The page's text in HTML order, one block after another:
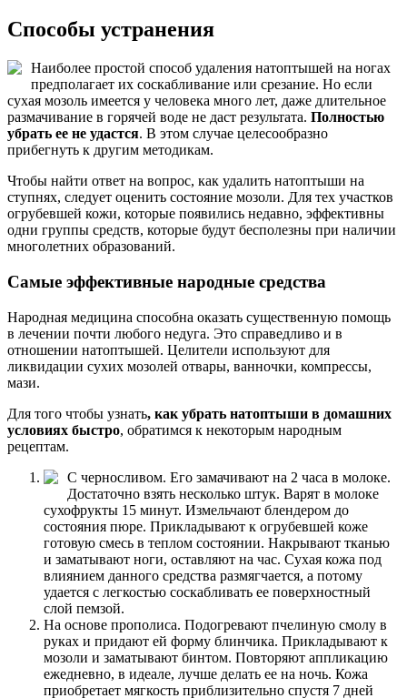
Способы устранения
Наиболее простой способ удаления натоптышей на ногах
предполагает их соскабливание или срезание. Но если
сухая мозоль имеется у человека много лет, даже длительное
размачивание в горячей воде не даст результата. Полностью
убрать ее не удастся. В этом случае целесообразно
прибегнуть к другим методикам.
Чтобы найти ответ на вопрос, как удалить натоптыши на
ступнях, следует оценить состояние мозоли. Для тех участков
огрубевшей кожи, которые появились недавно, эффективны
одни группы средств, которые будут бесполезны при наличии
многолетних образований.
Самые эффективные народные средства
Народная медицина способна оказать существенную помощь
в лечении почти любого недуга. Это справедливо и в
отношении натоптышей. Целители используют для
ликвидации сухих мозолей отвары, ванночки, компрессы,
мази.
Для того чтобы узнать, как убрать натоптыши в домашних
условиях быстро, обратимся к некоторым народным
рецептам.
С черносливом. Его замачивают на 2 часа в молоке.
Достаточно взять несколько штук. Варят в молоке
сухофрукты 15 минут. Измельчают блендером до
состояния пюре. Прикладывают к огрубевшей коже
готовую смесь в теплом состоянии. Накрывают тканью
и заматывают ноги, оставляют на час. Сухая кожа под
влиянием данного средства размягчается, а потому
удается с легкостью соскабливать ее поверхностный
слой пемзой.
На основе прополиса. Подогревают пчелиную смолу в
руках и придают ей форму блинчика. Прикладывают к
мозоли и заматывают бинтом. Повторяют аппликацию
ежедневно, в идеале, лучше делать ее на ночь. Кожа
приобретает мягкость приблизительно спустя 7 дней